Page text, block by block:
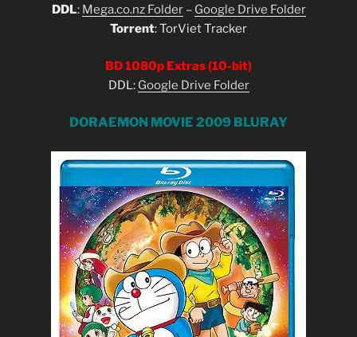
DDL: Mega.co.nz Folder– Google Drive Folder
Torrent: TorViet Tracker
BD 1080p Extras (10-bit)
DDL: Google Drive Folder
DORAEMON MOVIE 2009 BLURAY